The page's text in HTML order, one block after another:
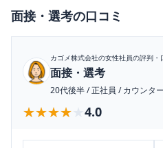
面接・選考の口コミ
カゴメ株式会社の女性社員の評判・
面接・選考
20代後半/正社員 /カウンタ
★★★★★
★★★★★ 4.0